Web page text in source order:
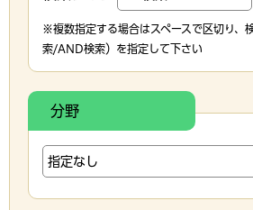
※複数指定する場合はスペースで区切り、
索/AND検索）を指定して下さい
分野